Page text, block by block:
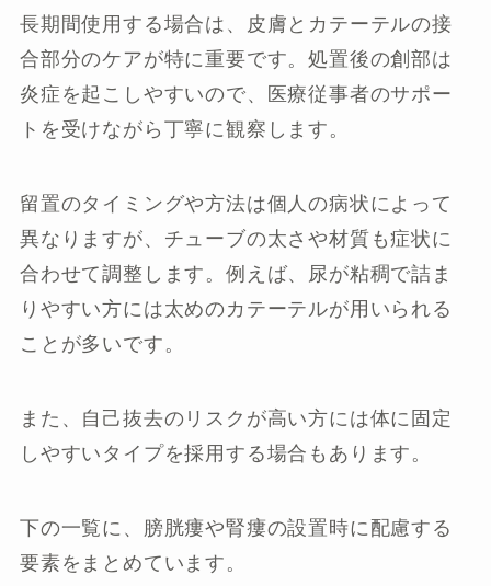
長期間使用する場合は、皮膚とカテーテルの接
合部分のケアが特に重要です。処置後の創部は
炎症を起こしやすいので、医療従事者のサポー
トを受けながら丁寧に観察します。
留置のタイミングや方法は個人の病状によって
異なりますが、チューブの太さや材質も症状に
合わせて調整します。例えば、尿が粘稠で詰ま
りやすい方には太めのカテーテルが用いられる
ことが多いです。
また、自己抜去のリスクが高い方には体に固定
しやすいタイプを採用する場合もあります。
下の一覧に、膀胱瘻や腎瘻の設置時に配慮する
要素をまとめています。